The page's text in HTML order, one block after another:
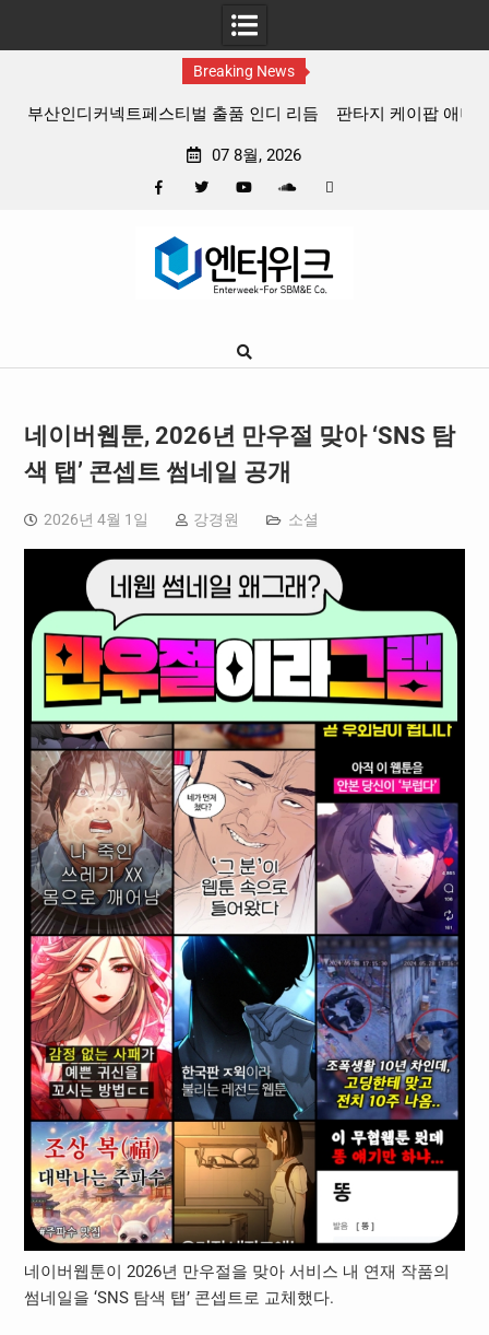
Breaking News
판타지 케이팝 애니메이션 ‘고스트밴드’ 8월 26일(수) 개봉
07 8월, 2026
Google
네이버웹툰, 2026년 만우절 맞아 ‘SNS 탐
색 탭’ 콘셉트 썸네일 공개
2026년 4월 1일 강경원 소셜
네이버웹툰이 2026년 만우절을 맞아 서비스 내 연재 작품의
썸네일을 ‘SNS 탐색 탭’ 콘셉트로 교체했다.